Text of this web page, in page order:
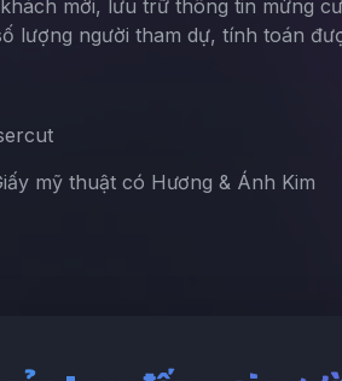
mời, lưu trữ thông tin mừng
lượng người tham dự, tính toán
mỹ thuật có Hương & Ánh Kim